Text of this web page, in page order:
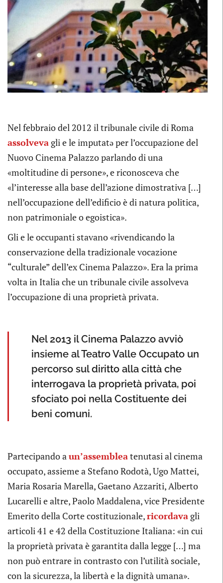
Nel febbraio del 2012 il tribunale civile di Roma
assolveva gli e le imputatə per l’occupazione del
Nuovo Cinema Palazzo parlando di una
«moltitudine di persone», e riconosceva che
«l’interesse alla base dell’azione dimostrativa […]
nell’occupazione dell’edificio è di natura politica,
non patrimoniale o egoistica».
Gli e le occupanti stavano «rivendicando la
conservazione della tradizionale vocazione
“culturale” dell’ex Cinema Palazzo». Era la prima
volta in Italia che un tribunale civile assolveva
l’occupazione di una proprietà privata.
Nel 2013 il Cinema Palazzo avviò
insieme al Teatro Valle Occupato un
percorso sul diritto alla città che
interrogava la proprietà privata, poi
sfociato poi nella Costituente dei
beni comuni.
Partecipando aun’assembleatenutasi al cinema
occupato, assieme a Stefano Rodotà, Ugo Mattei,
Maria Rosaria Marella, Gaetano Azzariti, Alberto
Lucarelli e altre, Paolo Maddalena, vice Presidente
Emerito della Corte costituzionale,ricordava gli
articoli 41 e 42 della Costituzione Italiana: «in cui
la proprietà privata è garantita dalla legge […] ma
non può entrare in contrasto con l’utilità sociale,
con la sicurezza, la libertà e la dignità umana».